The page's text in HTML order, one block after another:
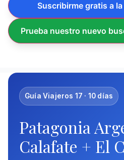
Suscribirme gratis a
Prueba nuestro nuevo
Guía Viajeros 17 · 10 días
Patagonia
Calafate + El